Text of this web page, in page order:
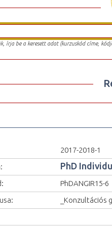
írja be a keresett adat (kurzuskód címe,
2017-2018-1
PhD
PhDANGIR15-6
_Konzultációs